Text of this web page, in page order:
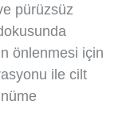
pürüzsüz
önlenmesi için
ile cilt